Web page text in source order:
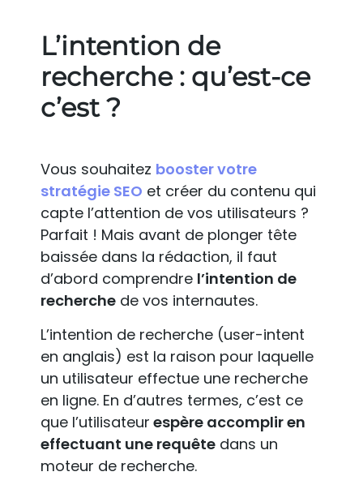
L’intention de
recherche : qu’est-ce
c’est ?
Vous souhaitez booster votre
stratégie SEO et créer du contenu qui
capte l’attention de vos utilisateurs ?
Parfait ! Mais avant de plonger tête
baissée dans la rédaction, il faut
d’abord comprendre l’intention de
recherche de vos internautes.
L’intention de recherche (user-intent
en anglais) est la raison pour laquelle
un utilisateur effectue une recherche
en ligne. En d’autres termes, c’est ce
que l’utilisateur espère accomplir en
effectuant une requête dans un
moteur de recherche.